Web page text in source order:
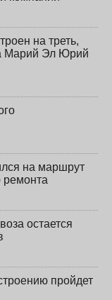
на треть,
Марий Эл Юрий
на маршрут
остается
пройдет